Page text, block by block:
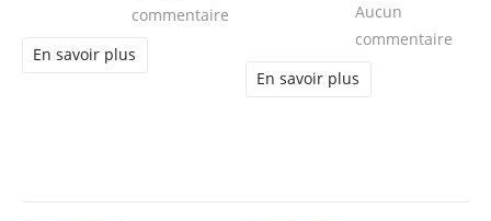
commentaire sur Comment financer un projet
En savoir plus
Aucun
commentaire
En savoir plus